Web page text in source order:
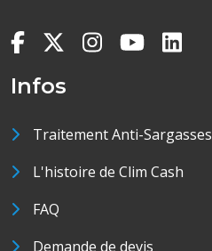
Infos
Traitement Anti-Sargasses
L'histoire de Clim Cash
FAQ
Demande de devis